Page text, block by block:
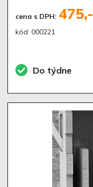
cena s DPH: 475,-
kód: 000221
Do týdne